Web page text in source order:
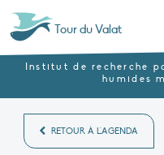
Tour du Valat
Institut de recherche
humides
RETOUR À L'AGENDA